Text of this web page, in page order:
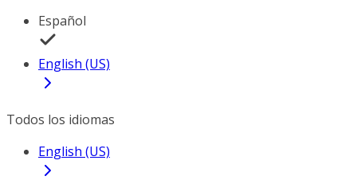
Español
English (US)
Todos los idiomas
English (US)